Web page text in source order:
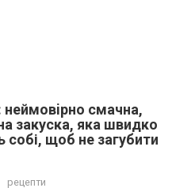
нeймовipно cмaчна,
зaкуска, яка швидко
собі, щоб не загубити
рецепти